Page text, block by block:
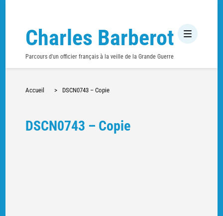
Charles Barberot
Parcours d'un officier français à la veille de la Grande Guerre
Accueil > DSCN0743 – Copie
DSCN0743 – Copie